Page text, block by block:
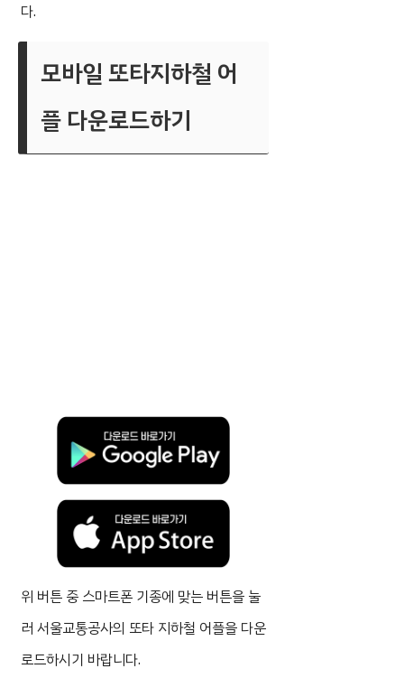
다.
모바일 또타지하철 어
플 다운로드하기
위 버튼 중 스마트폰 기종에 맞는 버튼을 눌
러 서울교통공사의 또타 지하철 어플을 다운
로드하시기 바랍니다.